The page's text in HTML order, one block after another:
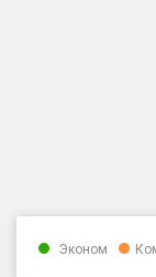
Эконом